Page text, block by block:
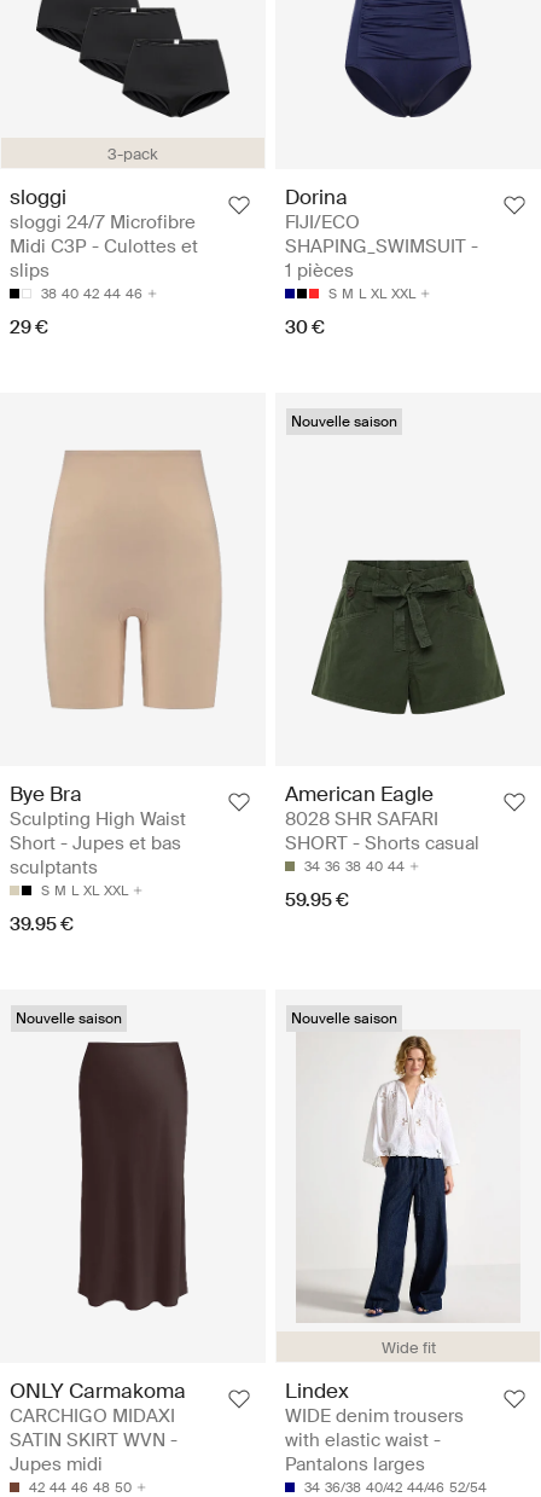
3-pack
sloggi
sloggi 24/7 Microfibre
Midi C3P - Culottes et
slips
38 40 42 44 46
29 €
Dorina
FIJI/ECO
SHAPING_SWIMSUIT -
1 pièces
S M L XL XXL
30 €
Bye Bra
Sculpting High Waist
Short - Jupes et bas
sculptants
S M L XL XXL
39.95 €
Nouvelle saison
American Eagle
8028 SHR SAFARI
SHORT - Shorts casual
34 36 38 40 44
59.95 €
Nouvelle saison
ONLY Carmakoma
CARCHIGO MIDAXI
SATIN SKIRT WVN -
Jupes midi
42 44 46 48 50
Wide fit
Nouvelle saison
Lindex
WIDE denim trousers
with elastic waist -
Pantalons larges
34 36/38 40/42 44/46 52/54